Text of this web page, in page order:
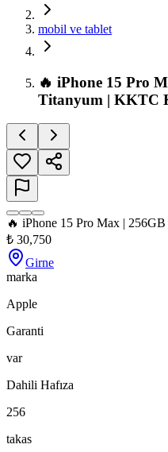
mobil ve tablet
🔥 iPhone 15 Pro
Titanyum | KKTC
🔥 iPhone 15 Pro Max |
₺ 30,750
Girne
marka
Apple
Garanti
var
Dahili Hafıza
256
takas